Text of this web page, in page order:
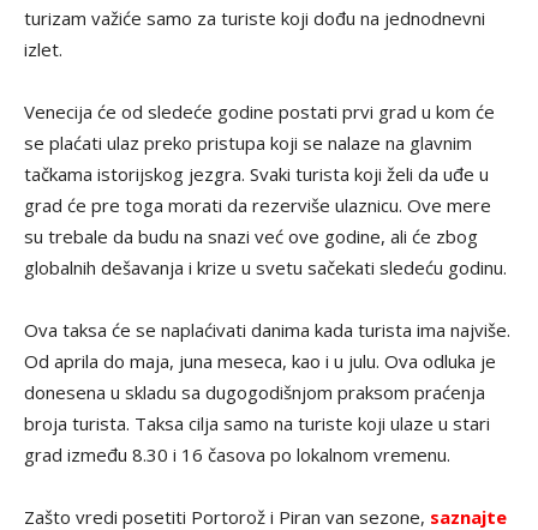
turizam važiće samo za turiste koji dođu na jednodnevni
izlet.
Venecija će od sledeće godine postati prvi grad u kom će
se plaćati ulaz preko pristupa koji se nalaze na glavnim
tačkama istorijskog jezgra. Svaki turista koji želi da uđe u
grad će pre toga morati da rezerviše ulaznicu. Ove mere
su trebale da budu na snazi već ove godine, ali će zbog
globalnih dešavanja i krize u svetu sačekati sledeću godinu.
Ova taksa će se naplaćivati danima kada turista ima najviše.
Od aprila do maja, juna meseca, kao i u julu. Ova odluka je
donesena u skladu sa dugogodišnjom praksom praćenja
broja turista. Taksa cilja samo na turiste koji ulaze u stari
grad između 8.30 i 16 časova po lokalnom vremenu.
Zašto vredi posetiti Portorož i Piran van sezone, saznajte